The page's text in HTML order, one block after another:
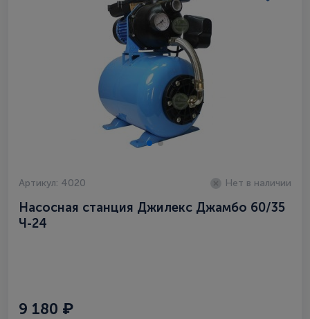
Артикул: 4020 Нет в наличии
Насосная станция Джилекс Джамбо 60/35
Ч-24
9 180 ₽